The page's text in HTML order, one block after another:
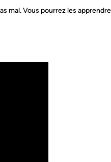
mal. Vous pourrez les